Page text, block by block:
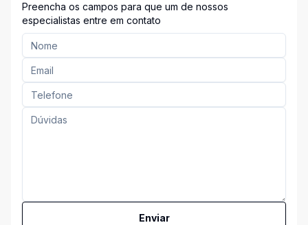
Preencha os campos para que um de nossos
especialistas entre em contato
Enviar